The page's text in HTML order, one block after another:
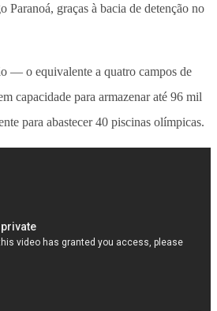
Paranoá, graças à bacia de detenção no
— o equivalente a quatro campos de
capacidade para armazenaraté 96 mil
para abastecer 40 piscinas olímpicas.